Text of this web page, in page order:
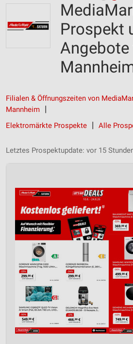
Prospekt
Filialen & Öffnungszeiten von
Mannheim
Elektromärkte Prospekte
Alle
Letztes Prospektupdate: vor 15